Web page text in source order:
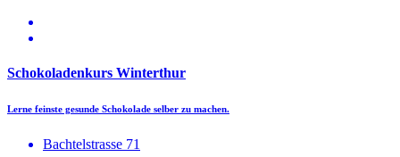
Schokoladenkurs Winterthur
Lerne feinste gesunde Schokolade selber zu machen.
Bachtelstrasse 71